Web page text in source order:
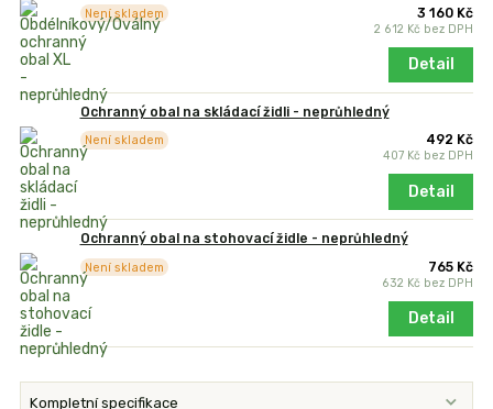
3 160 Kč
2 612 Kč bez DPH
Není skladem
Detail
Ochranný obal na skládací židli - neprůhledný
492 Kč
407 Kč bez DPH
Není skladem
Detail
Ochranný obal na stohovací židle - neprůhledný
765 Kč
632 Kč bez DPH
Není skladem
Detail
Kompletní specifikace